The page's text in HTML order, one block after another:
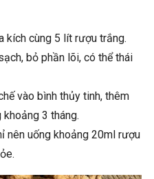
kích cùng 5 lít rượu trắng.
bỏ phần lõi, có thể thái
vào bình thủy tinh, thêm
3 tháng.
nên uống khoảng 20ml rượu